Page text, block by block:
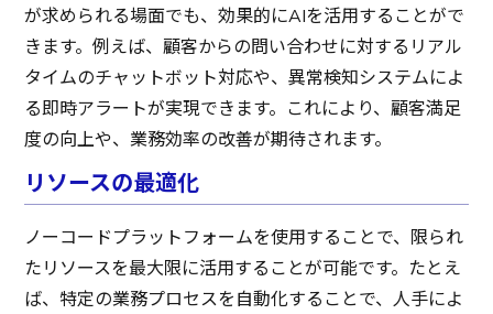
が求められる場面でも、効果的にAIを活用することがで
きます。例えば、顧客からの問い合わせに対するリアル
タイムのチャットボット対応や、異常検知システムによ
る即時アラートが実現できます。これにより、顧客満足
度の向上や、業務効率の改善が期待されます。
リソースの最適化
ノーコードプラットフォームを使用することで、限られ
たリソースを最大限に活用することが可能です。たとえ
ば、特定の業務プロセスを自動化することで、人手によ